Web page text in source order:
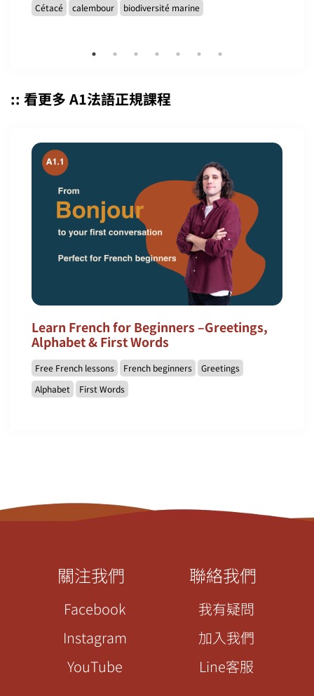
Cétacé calembour biodiversité marine
:: 看更多 A1法語正規課程
Learn French for Beginners –Greetings,
Alphabet & First Words
Free French lessons French beginners
Greetings
Alphabet
First Words
關注我們
Facebook
Instagram
YouTube
聯絡我們
我有疑問
加入我們
Line客服